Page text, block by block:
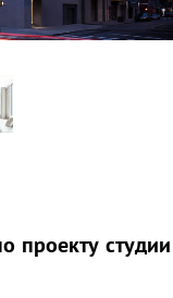
проекту студии